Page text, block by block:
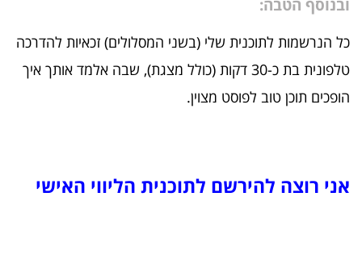
ובנוסף הטבה:
כל הנרשמות לתוכנית שלי (בשני המסלולים) זכאיות להדרכה
טלפונית בת כ-30 דקות (כולל מצגת), שבה אלמד אותך איך
הופכים תוכן טוב לפוסט מצוין.
אני רוצה להירשם לתוכנית הליווי האישי